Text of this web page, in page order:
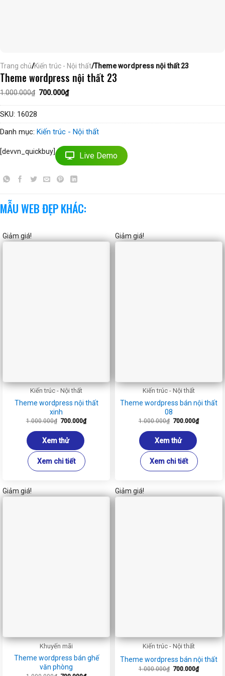
Trang chủ/Kiến trúc - Nội thất/Theme wordpress nội thất 23
Theme wordpress nội thất 23
1.000.000₫ Giá
là:
700.000₫Giá
hiện
tại
SKU: 16028
Danh mục: Kiến trúc - Nội thất
[devvn_quickbuy] Live Demo
MẪU WEB ĐẸP KHÁC:
Giảm giá!
Kiến trúc - Nội thất
Theme wordpress nội thất
xinh
1.000.000₫ Giá
là:
1.000.000₫.
700.000₫Giá
hiện
Xem thử
Xem chi tiết
Giảm giá!
Kiến trúc - Nội thất
Theme wordpress bán nội thất
08
1.000.000₫ Giá
là:
1.000.000₫.
700.000₫Giá
hiện
Xem thử
Xem chi tiết
Giảm giá!
Khuyến mãi
Theme wordpress bán ghế
văn phòng
Giảm giá!
Kiến trúc - Nội thất
Theme wordpress bán nội thất
1.000.000₫ Giá
700.000₫Giá
hiện